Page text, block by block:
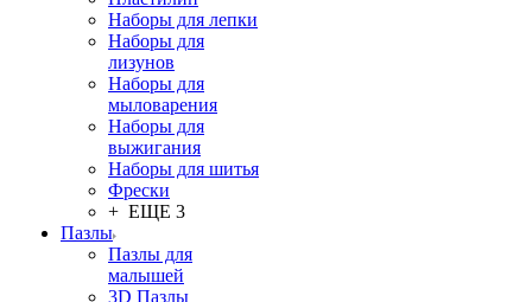
Наборы для лепки
Наборы для
лизунов
Наборы для
мыловарения
Наборы для
выжигания
Наборы для шитья
Фрески
+ ЕЩЕ 3
Пазлы
Пазлы для
малышей
3D Пазлы